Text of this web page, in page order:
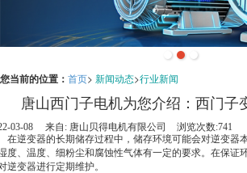
您当前的位置： 首页> 新闻动态>行业新闻
唐山西门子电机为您介绍：西门子
03-08 来自: 唐山贝得电机有限公司
浏览次数:741
在逆变器的长期储存过程中，储存环境可能会对逆变器
度、温度、细粉尘和腐蚀性气体有一定的要求。在保证
逆变器进行定期维护。